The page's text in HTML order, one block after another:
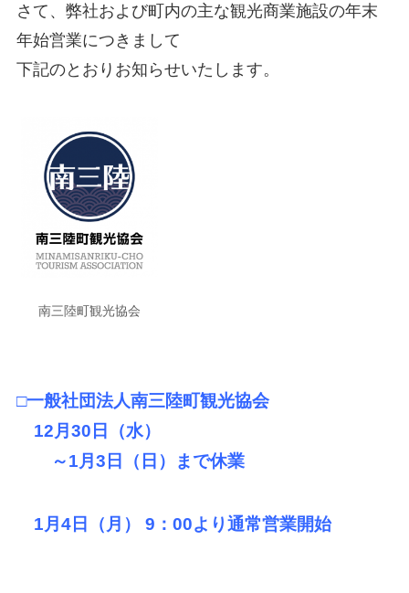
さて、弊社および町内の主な観光商業施設の年末
年始営業につきまして
下記のとおりお知らせいたします。
南三陸町観光協会
□一般社団法人南三陸町観光協会
12月30日（水）
～1月3日（日）まで休業
1月4日（月） 9：00より通常営業開始